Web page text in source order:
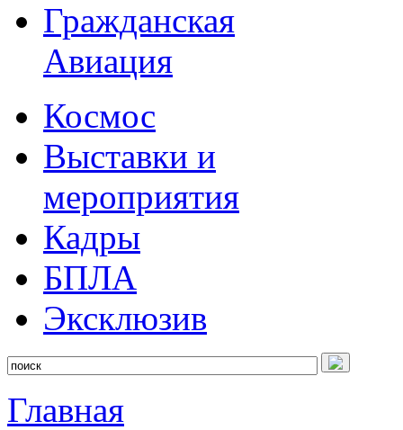
Гражданская
Авиация
Космос
Выставки и
мероприятия
Кадры
БПЛА
Эксклюзив
Главная